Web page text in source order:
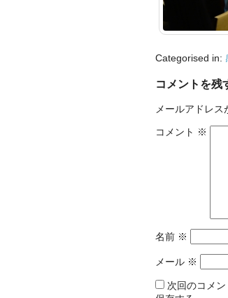
Categorised in:
コメントを残
メールアドレス
コメント ※
名前 ※
メール ※
次回のコメ